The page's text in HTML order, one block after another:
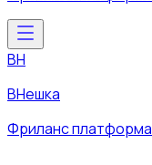
ВН
ВНешка
Фриланс платформа